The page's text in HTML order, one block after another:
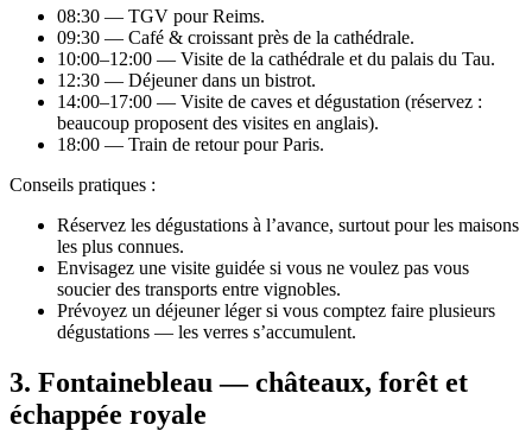
08:30 — TGV pour Reims.
09:30 — Café & croissant près de la cathédrale.
10:00–12:00 — Visite de la cathédrale et du palais du Tau.
12:30 — Déjeuner dans un bistrot.
14:00–17:00 — Visite de caves et dégustation (réservez :
beaucoup proposent des visites en anglais).
18:00 — Train de retour pour Paris.
Conseils pratiques :
Réservez les dégustations à l’avance, surtout pour les maisons
les plus connues.
Envisagez une visite guidée si vous ne voulez pas vous
soucier des transports entre vignobles.
Prévoyez un déjeuner léger si vous comptez faire plusieurs
dégustations — les verres s’accumulent.
3. Fontainebleau — châteaux, forêt et
échappée royale